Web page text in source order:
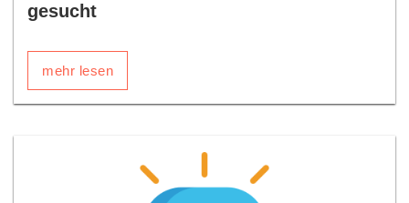
gesucht
mehr lesen